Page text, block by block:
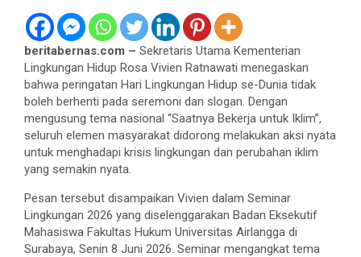
beritabernas.com – Sekretaris Utama Kementerian
Lingkungan Hidup Rosa Vivien Ratnawati menegaskan
bahwa peringatan Hari Lingkungan Hidup se-Dunia tidak
boleh berhenti pada seremoni dan slogan. Dengan
mengusung tema nasional “Saatnya Bekerja untuk Iklim”,
seluruh elemen masyarakat didorong melakukan aksi nyata
untuk menghadapi krisis lingkungan dan perubahan iklim
yang semakin nyata.
Pesan tersebut disampaikan Vivien dalam Seminar
Lingkungan 2026 yang diselenggarakan Badan Eksekutif
Mahasiswa Fakultas Hukum Universitas Airlangga di
Surabaya, Senin 8 Juni 2026. Seminar mengangkat tema